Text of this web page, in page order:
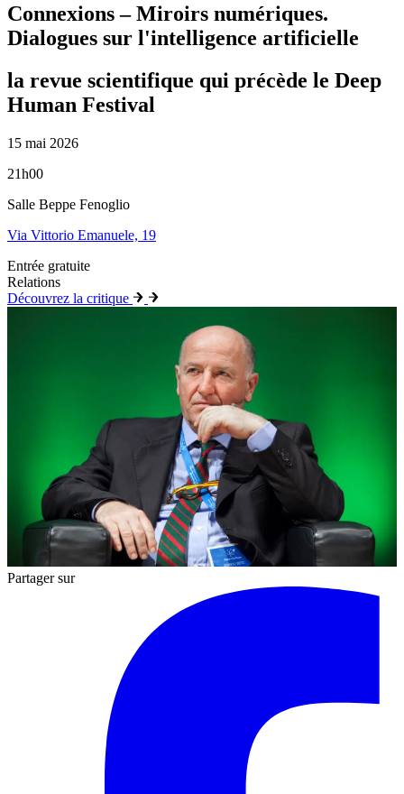
Connexions – Miroirs numériques.
Dialogues sur l'intelligence artificielle
la revue scientifique qui précède le Deep
Human Festival
15 mai 2026
21h00
Salle Beppe Fenoglio
Via Vittorio Emanuele, 19
Entrée gratuite
Relations
Découvrez la critique
Partager sur